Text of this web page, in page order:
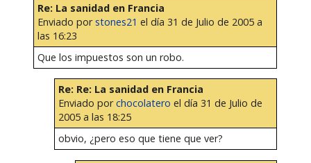
Re: La sanidad en Francia
Enviado porstones21 el día 31 de Julio de 2005 a
las 16:23
Que los impuestos son un robo.
Re: Re: La sanidad en Francia
Enviado porchocolatero el día 31 de Julio de
2005 a las 18:25
obvio, ¿pero eso que tiene que ver?